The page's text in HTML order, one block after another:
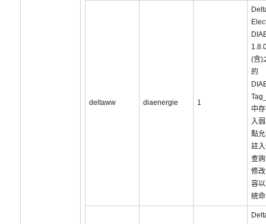
deltaww diaenergie 1
(含)
的
中
入
點
註
查
修
容
統